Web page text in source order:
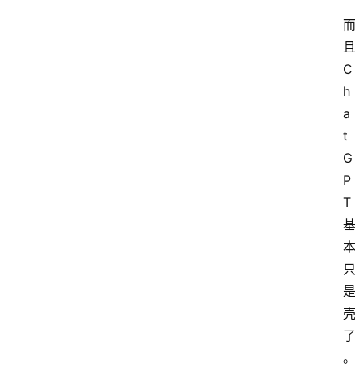
而
且
C
h
a
t
G
P
T
基
本
只
是
壳
了
。